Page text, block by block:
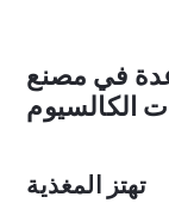
في مصنع
تهتز المغذية